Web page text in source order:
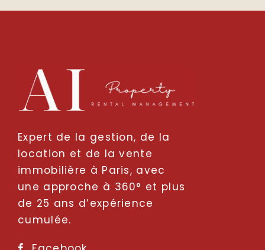
Expert de la gestion, de la
location et de la vente
immobilière à Paris, avec
une approche à 360° et plus
de 25 ans d’expérience
cumulée.